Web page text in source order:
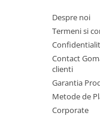
Despre noi
Termeni si
Contact
clienti
Garantia
Metode de
Corporate